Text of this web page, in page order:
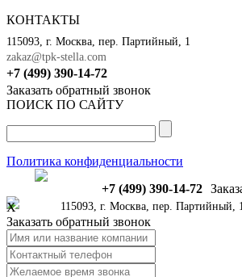
КОНТАКТЫ
115093, г. Москва, пер. Партийный, 1
zakaz@tpk-stella.com
+7 (499) 390-14-72
Заказать обратный звонок
ПОИСК ПО САЙТУ
Политика конфиденциальности
+7 (499) 390-14-72
115093, г. Москва, пер. Партийный,
X
Заказать обратный звонок